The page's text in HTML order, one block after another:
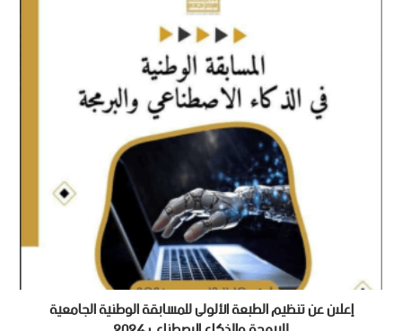
إعلان عن تنظيم الطبعة الألولى للمسابقة الوطنية الجامعية